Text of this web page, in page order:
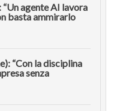
agente AI lavora
basta ammirarlo
“Con la disciplina
senza